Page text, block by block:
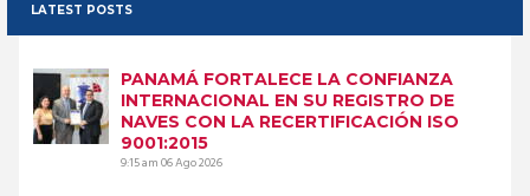
LATEST POSTS
PANAMÁ FORTALECE LA CONFIANZA
INTERNACIONAL EN SU REGISTRO DE
NAVES CON LA RECERTIFICACIÓN ISO
9001:2015
9:15 am06 Ago 2026